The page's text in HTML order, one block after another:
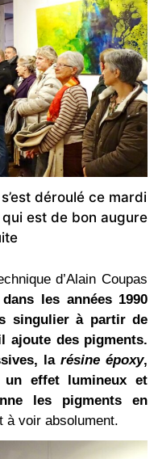
déroulé ce mardi
est de bon augure
d’Alain Coupas
les années 1990
singulier à partir de
ajoute des pigments.
larésine époxy,
un effet lumineux et
les pigments en
voir absolument.